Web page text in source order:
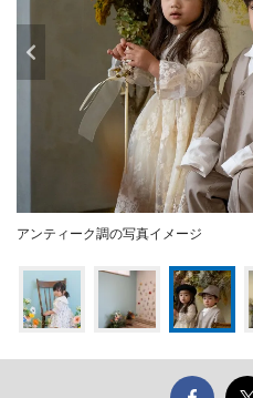
アンティーク調の写真イメージ